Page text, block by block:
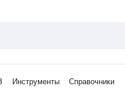
Инструменты Справочники